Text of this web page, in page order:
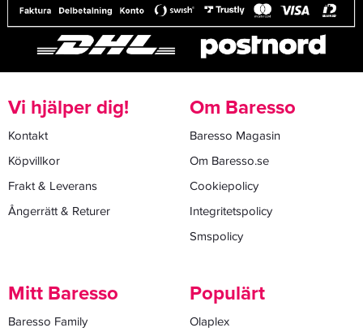
Vi hjälper dig!
Kontakt
Köpvillkor
Frakt & Leverans
Ångerrätt & Returer
Om Baresso
Baresso Magasin
Om Baresso.se
Cookiepolicy
Integritetspolicy
Smspolicy
Mitt Baresso
Baresso Family
Populärt
Olaplex